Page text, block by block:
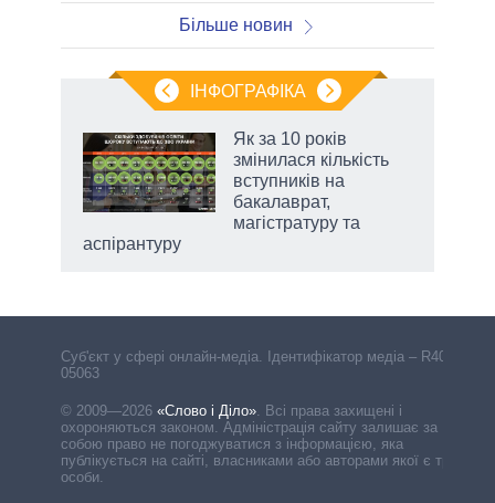
Більше новин
ІНФОГРАФІКА
Як за 10 років
змінилася кількість
вступників на
бакалаврат,
магістратуру та
аспірантуру
Cуб'єкт у сфері онлайн-медіа. Ідентифікатор медіа – R40-
05063
© 2009—2026 «Слово і Діло» Всі права захищені і
охороняються законом. Адміністрація сайту залишає за
собою право не погоджуватися з інформацією, яка
публікується на сайті, власниками або авторами якої є треті
особи.